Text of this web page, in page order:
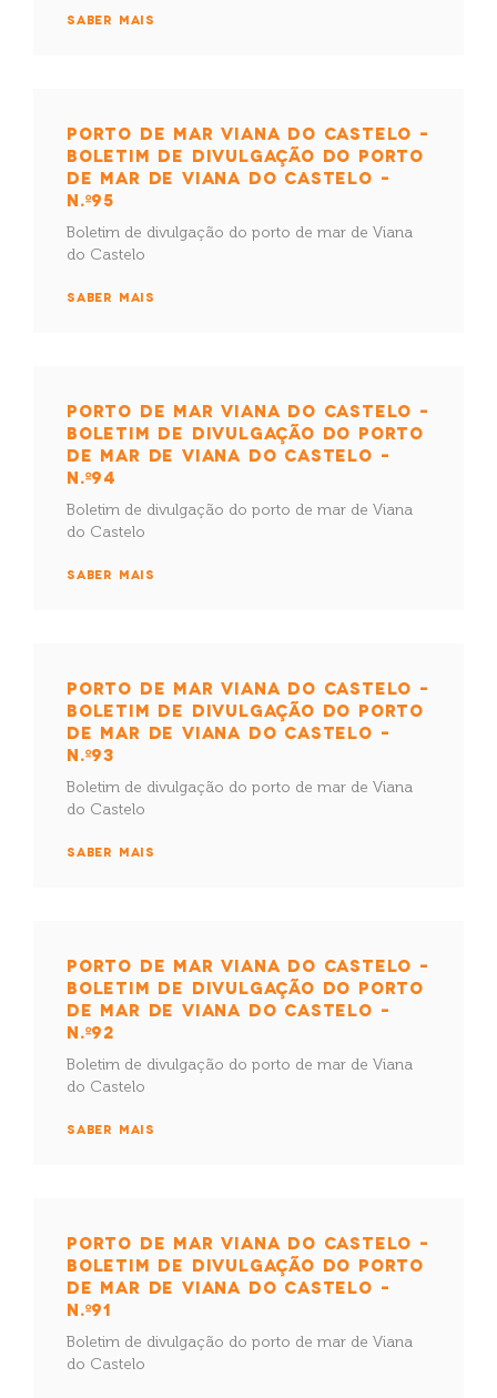
SABER MAIS
PORTO DE MAR VIANA DO CASTELO –
BOLETIM DE DIVULGAÇÃO DO PORTO
DE MAR DE VIANA DO CASTELO –
N.º95
Boletim de divulgação do porto de mar de Viana
do Castelo
SABER MAIS
PORTO DE MAR VIANA DO CASTELO –
BOLETIM DE DIVULGAÇÃO DO PORTO
DE MAR DE VIANA DO CASTELO –
N.º94
Boletim de divulgação do porto de mar de Viana
do Castelo
SABER MAIS
PORTO DE MAR VIANA DO CASTELO –
BOLETIM DE DIVULGAÇÃO DO PORTO
DE MAR DE VIANA DO CASTELO –
N.º93
Boletim de divulgação do porto de mar de Viana
do Castelo
SABER MAIS
PORTO DE MAR VIANA DO CASTELO –
BOLETIM DE DIVULGAÇÃO DO PORTO
DE MAR DE VIANA DO CASTELO –
N.º92
Boletim de divulgação do porto de mar de Viana
do Castelo
SABER MAIS
PORTO DE MAR VIANA DO CASTELO –
BOLETIM DE DIVULGAÇÃO DO PORTO
DE MAR DE VIANA DO CASTELO –
N.º91
Boletim de divulgação do porto de mar de Viana
do Castelo